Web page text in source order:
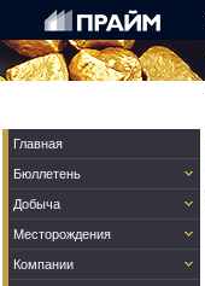
Главная
Бюллетень
Добыча
Месторождения
Компании